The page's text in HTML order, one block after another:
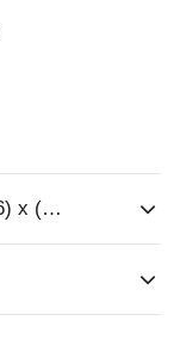
70 x (80 - 166) x (122 - 126)cm